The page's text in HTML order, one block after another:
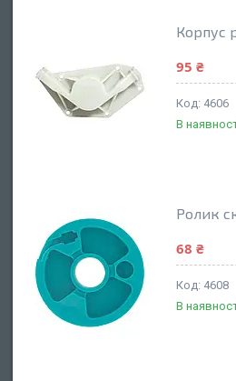
Корпус
95 ₴
4606
В
Ролик
68 ₴
4608
В